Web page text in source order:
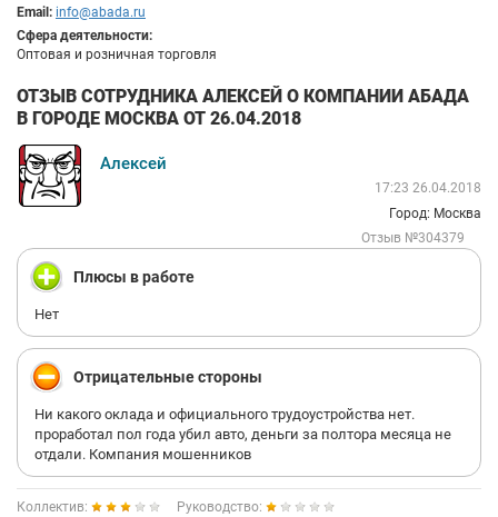
Email: info@abada.ru
Сфера деятельности:
Оптовая и розничная торговля
ОТЗЫВ СОТРУДНИКА АЛЕКСЕЙ О КОМПАНИИ АБАДА
В ГОРОДЕ МОСКВА ОТ 26.04.2018
Алексей
17:23 26.04.2018
Город: Москва
Отзыв №304379
Плюсы в работе
Нет
Отрицательные стороны
Ни какого оклада и официального трудоустройства нет.
проработал пол года убил авто, деньги за полтора месяца не
отдали. Компания мошенников
Коллектив:
Руководство: